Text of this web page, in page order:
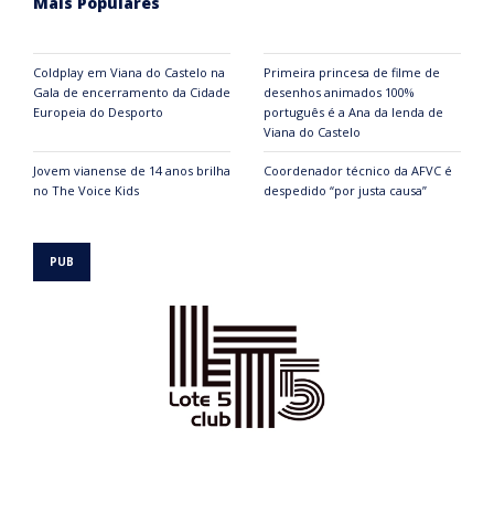
Coldplay em Viana do Castelo na
Gala de encerramento da Cidade
Europeia do Desporto
Primeira princesa de filme de
desenhos animados 100%
português é a Ana da lenda de
Viana do Castelo
Jovem vianense de 14 anos brilha
no The Voice Kids
Coordenador técnico da AFVC é
despedido “por justa causa”